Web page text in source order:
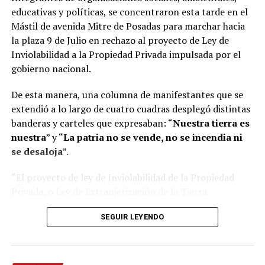
afectados por incendios y durante30 añosen el caso de
tierras agropecuarias. El Gobierno busca flexibilizar ese
régimen al considerar que castiga a los propietarios de
los inmuebles incendiados.
En el capítulo sobre desalojos el oficialismo junto a los
aliados tuvo 36 votos ya que la chubutense
Terenzidecidió abstenerse.
Cómo quedan los desalojos
– Se aplicará el desalojo exprés en los casos en que se
inmueble si“el derecho invocado fuese verosímil y
previa caución juratoria”.
–El juez podrá intimar dentro de las 72 horas la
educativas y políticas, se concentraron esta tarde en el
Mástil de avenida Mitre de Posadas para marchar hacia
la plaza 9 de Julio en rechazo al proyecto de Ley de
Inviolabilidad a la Propiedad Privada impulsada por el
gobierno nacional.
De esta manera, una columna de manifestantes que se
extendió a lo largo de cuatro cuadras desplegó distintas
banderas y carteles que expresaban: “Nuestra tierra es
nuestra” y “La patria no se vende, no se incendia ni
se desaloja”.
“El proyecto de ley de Inviolabilidad de la Propiedad
favorecería a una mayor concentración y
extranjerización de la tierra, permitiendo una mayor
compra de tierras productivas”, alertó uno de los
SEGUIR LEYENDO